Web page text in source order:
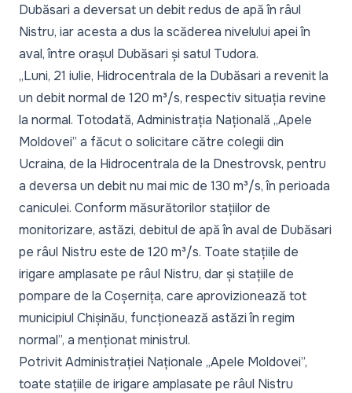
Dubăsari a deversat un debit redus de apă în râul
Nistru, iar acesta a dus la scăderea nivelului apei în
aval, între orașul Dubăsari și satul Tudora.
„Luni, 21 iulie, Hidrocentrala de la Dubăsari a revenit la
un debit normal de 120 m³/s, respectiv situația revine
la normal. Totodată, Administrația Națională „Apele
Moldovei” a făcut o solicitare către colegii din
Ucraina, de la Hidrocentrala de la Dnestrovsk, pentru
a deversa un debit nu mai mic de 130 m³/s, în perioada
caniculei. Conform măsurătorilor stațiilor de
monitorizare, astăzi, debitul de apă în aval de Dubăsari
pe râul Nistru este de 120 m³/s. Toate stațiile de
irigare amplasate pe râul Nistru, dar și stațiile de
pompare de la Coșernița, care aprovizionează tot
municipiul Chișinău, funcționează astăzi în regim
normal”, a menționat ministrul.
Potrivit Administrației Naționale „Apele Moldovei”,
toate stațiile de irigare amplasate pe râul Nistru